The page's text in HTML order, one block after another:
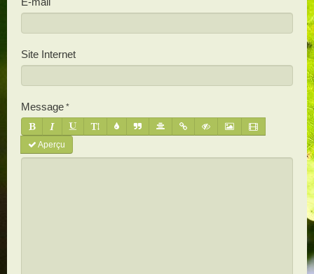
Site Internet
Message
Aperçu